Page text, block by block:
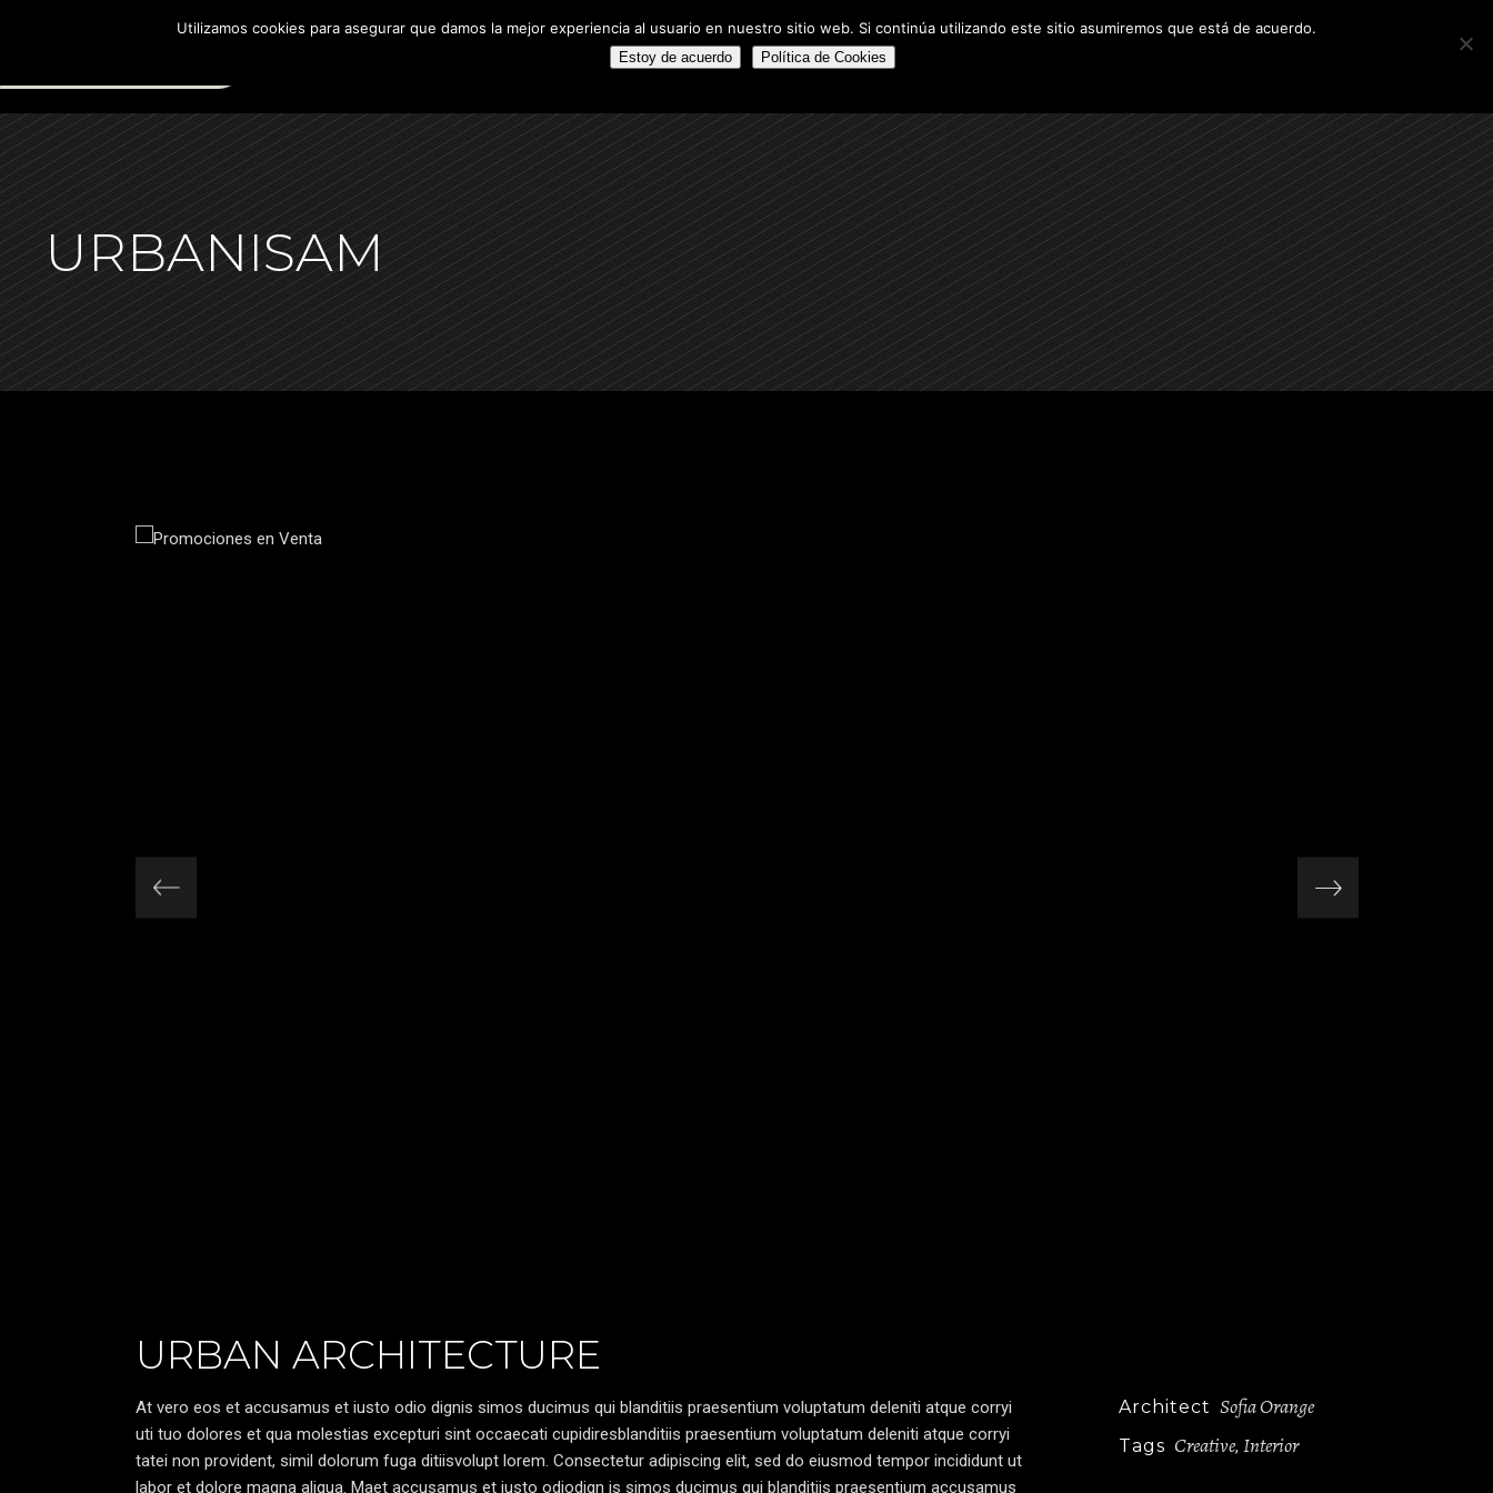
PROMOCIONES EN VENTA PROYECTOS DESTACADOS
NOSOTROS PROMOCIONES EN VENTA PROYECTOS DESTACADOS ALQUILERES FUTUROS PROYECTOS CONTACTO
URBANISAM
URBAN ARCHITECTURE
At vero eos et accusamus et iusto odio dignis simos ducimus qui blanditiis praesentium voluptatum deleniti atque corryi
uti tuo dolores et qua molestias excepturi sint occaecati cupidiresblanditiis praesentium voluptatum deleniti atque corryi
tatei non provident, simil dolorum fuga ditiisvolupt lorem. Consectetur adipiscing elit, sed do eiusmod tempor incididunt ut
labor et dolore magna aliqua. Maet accusamus et iusto odiodign is simos ducimus qui blanditiis praesentium accusamus
Architect Sofia Orange
Tags Creative, Interior
Utilizamos cookies para asegurar que damos la mejor experiencia al usuario en nuestro sitio web. Si continúa utilizando este sitio asumiremos que está de acuerdo.
Estoy de acuerdo Política de Cookies